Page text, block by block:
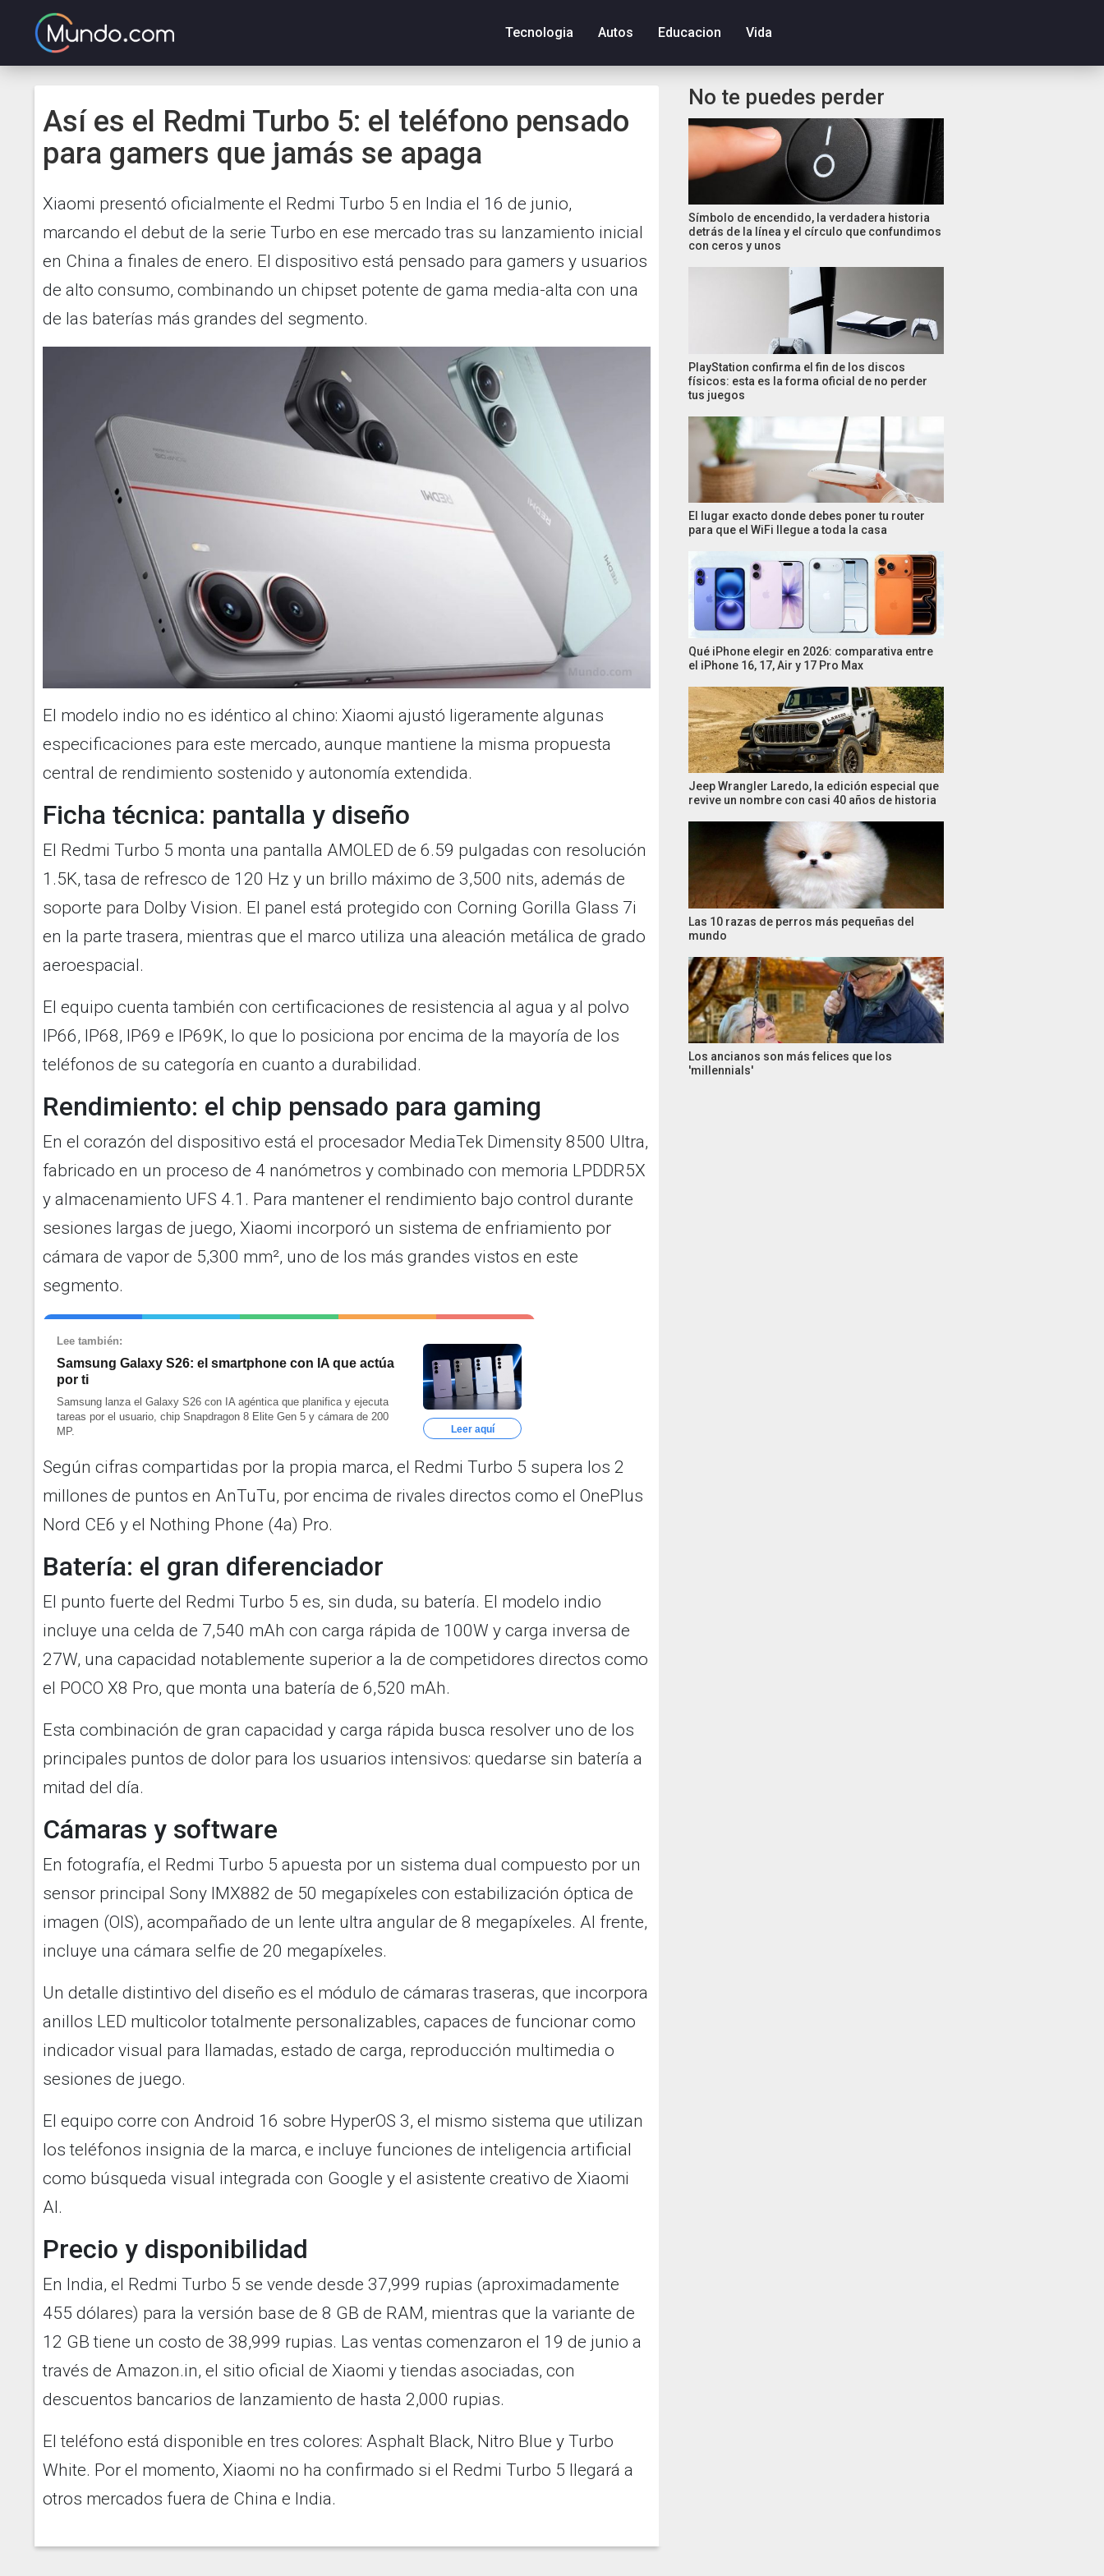
Tecnologia Autos Educacion Vida
Así es el Redmi Turbo 5: el teléfono pensado
para gamers que jamás se apaga
Xiaomi presentó oficialmente el Redmi Turbo 5 en India el 16 de junio,
marcando el debut de la serie Turbo en ese mercado tras su lanzamiento inicial
en China a finales de enero. El dispositivo está pensado para gamers y usuarios
de alto consumo, combinando un chipset potente de gama media-alta con una
de las baterías más grandes del segmento.
El modelo indio no es idéntico al chino: Xiaomi ajustó ligeramente algunas
especificaciones para este mercado, aunque mantiene la misma propuesta
central de rendimiento sostenido y autonomía extendida.
Ficha técnica: pantalla y diseño
El Redmi Turbo 5 monta una pantalla AMOLED de 6.59 pulgadas con resolución
1.5K, tasa de refresco de 120 Hz y un brillo máximo de 3,500 nits, además de
soporte para Dolby Vision. El panel está protegido con Corning Gorilla Glass 7i
en la parte trasera, mientras que el marco utiliza una aleación metálica de grado
aeroespacial.
El equipo cuenta también con certificaciones de resistencia al agua y al polvo
IP66, IP68, IP69 e IP69K, lo que lo posiciona por encima de la mayoría de los
teléfonos de su categoría en cuanto a durabilidad.
Rendimiento: el chip pensado para gaming
En el corazón del dispositivo está el procesador MediaTek Dimensity 8500 Ultra,
fabricado en un proceso de 4 nanómetros y combinado con memoria LPDDR5X
y almacenamiento UFS 4.1. Para mantener el rendimiento bajo control durante
sesiones largas de juego, Xiaomi incorporó un sistema de enfriamiento por
cámara de vapor de 5,300 mm², uno de los más grandes vistos en este
segmento.
Lee también:
Samsung Galaxy S26: el smartphone con IA que actúa
por ti
Samsung lanza el Galaxy S26 con IA agéntica que planifica y ejecuta
tareas por el usuario, chip Snapdragon 8 Elite Gen 5 y cámara de 200
MP.
Leer aquí
Según cifras compartidas por la propia marca, el Redmi Turbo 5 supera los 2
millones de puntos en AnTuTu, por encima de rivales directos como el OnePlus
Nord CE6 y el Nothing Phone (4a) Pro.
Batería: el gran diferenciador
El punto fuerte del Redmi Turbo 5 es, sin duda, su batería. El modelo indio
incluye una celda de 7,540 mAh con carga rápida de 100W y carga inversa de
27W, una capacidad notablemente superior a la de competidores directos como
el POCO X8 Pro, que monta una batería de 6,520 mAh.
Esta combinación de gran capacidad y carga rápida busca resolver uno de los
principales puntos de dolor para los usuarios intensivos: quedarse sin batería a
mitad del día.
Cámaras y software
En fotografía, el Redmi Turbo 5 apuesta por un sistema dual compuesto por un
sensor principal Sony IMX882 de 50 megapíxeles con estabilización óptica de
imagen (OIS), acompañado de un lente ultra angular de 8 megapíxeles. Al frente,
incluye una cámara selfie de 20 megapíxeles.
Un detalle distintivo del diseño es el módulo de cámaras traseras, que incorpora
anillos LED multicolor totalmente personalizables, capaces de funcionar como
indicador visual para llamadas, estado de carga, reproducción multimedia o
sesiones de juego.
El equipo corre con Android 16 sobre HyperOS 3, el mismo sistema que utilizan
los teléfonos insignia de la marca, e incluye funciones de inteligencia artificial
como búsqueda visual integrada con Google y el asistente creativo de Xiaomi
AI.
Precio y disponibilidad
En India, el Redmi Turbo 5 se vende desde 37,999 rupias (aproximadamente
455 dólares) para la versión base de 8 GB de RAM, mientras que la variante de
12 GB tiene un costo de 38,999 rupias. Las ventas comenzaron el 19 de junio a
través de Amazon.in, el sitio oficial de Xiaomi y tiendas asociadas, con
descuentos bancarios de lanzamiento de hasta 2,000 rupias.
El teléfono está disponible en tres colores: Asphalt Black, Nitro Blue y Turbo
White. Por el momento, Xiaomi no ha confirmado si el Redmi Turbo 5 llegará a
otros mercados fuera de China e India.
No te puedes perder
Símbolo de encendido, la verdadera historia
detrás de la línea y el círculo que confundimos
con ceros y unos
PlayStation confirma el fin de los discos
físicos: esta es la forma oficial de no perder
tus juegos
El lugar exacto donde debes poner tu router
para que el WiFi llegue a toda la casa
Qué iPhone elegir en 2026: comparativa entre
el iPhone 16, 17, Air y 17 Pro Max
Jeep Wrangler Laredo, la edición especial que
revive un nombre con casi 40 años de historia
Las 10 razas de perros más pequeñas del
mundo
Los ancianos son más felices que los
'millennials'